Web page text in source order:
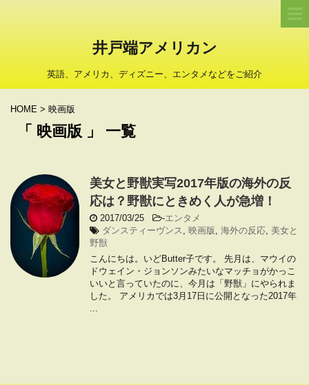
井戸端アメリカン
英語、アメリカ、ディズニー、エンタメなどをご紹介
HOME > 映画版
「 映画版 」 一覧
美女と野獣実写2017年版の海外の反
応は？ 野獣にときめく人が急増！
2017/03/25 -エンタメ
ダンスティーヴンス , 映画版, 海外の反応, 美女と
野獣
こんにちは。いどButter子です。 先月は、マウイの
ドウェイン・ジョンソンみたいなマッチョがかっこ
いいと言っていたのに、今月は「野獣」にやられま
した。 アメリカでは3月17日に公開となった2017年
...